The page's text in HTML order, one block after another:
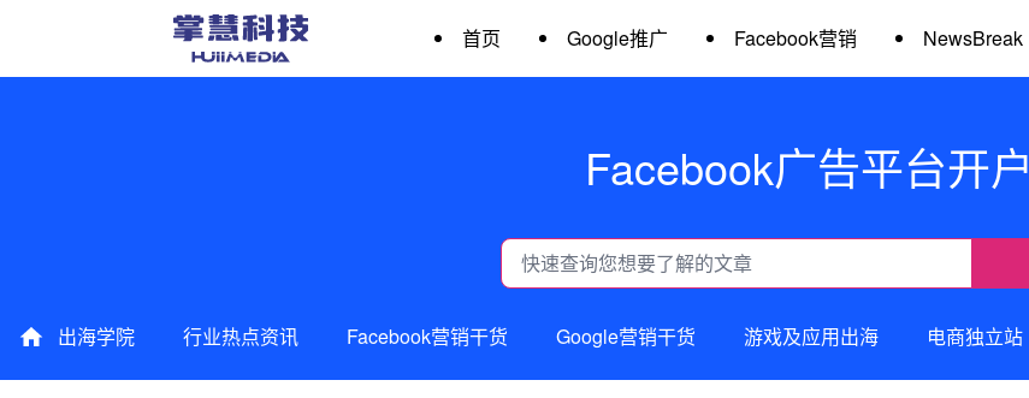
首页 Google推广 Facebook营销 NewsBreak
Facebook广告平台开户
出海学院 行业热点资讯 Facebook营销干货 Google营销干货 游戏及应用出海 电商独立站